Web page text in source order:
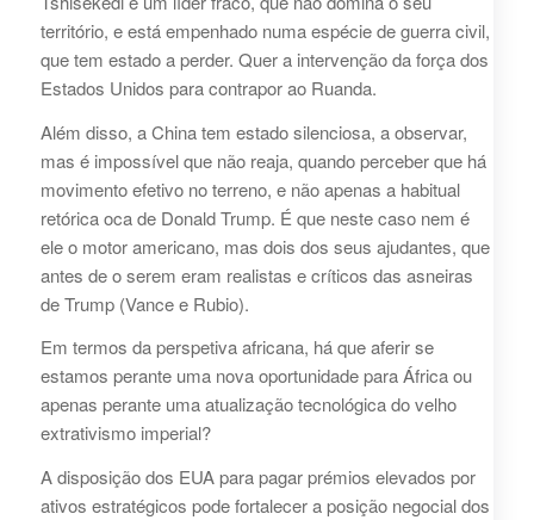
território, e está empenhado numa espécie de guerra civil,
que tem estado a perder. Quer a intervenção da força dos
Estados Unidos para contrapor ao Ruanda.
Além disso, a China tem estado silenciosa, a observar,
mas é impossível que não reaja, quando perceber que há
movimento efetivo no terreno, e não apenas a habitual
retórica oca de Donald Trump. É que neste caso nem é
ele o motor americano, mas dois dos seus ajudantes, que
antes de o serem eram realistas e críticos das asneiras
de Trump (Vance e Rubio).
Em termos da perspetiva africana, há que aferir se
estamos perante uma nova oportunidade para África ou
apenas perante uma atualização tecnológica do velho
extrativismo imperial?
A disposição dos EUA para pagar prémios elevados por
ativos estratégicos pode fortalecer a posição negocial dos